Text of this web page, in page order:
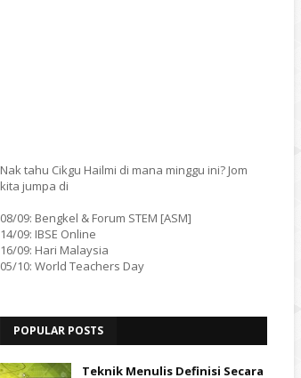
Nak tahu Cikgu Hailmi di mana minggu ini? Jom
kita jumpa di
08/09: Bengkel & Forum STEM [ASM]
14/09: IBSE Online
16/09: Hari Malaysia
05/10: World Teachers Day
POPULAR POSTS
Teknik Menulis Definisi Secara